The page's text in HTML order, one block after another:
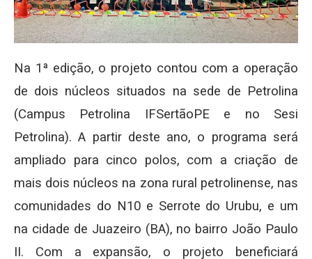
Na 1ª edição, o projeto contou com a operação
de dois núcleos situados na sede de Petrolina
(Campus Petrolina IFSertãoPE e no Sesi
Petrolina). A partir deste ano, o programa será
ampliado para cinco polos, com a criação de
mais dois núcleos na zona rural petrolinense, nas
comunidades do N10 e Serrote do Urubu, e um
na cidade de Juazeiro (BA), no bairro João Paulo
II. Com a expansão, o projeto beneficiará